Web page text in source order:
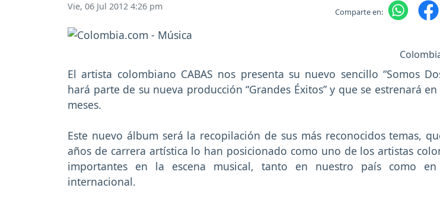
Vie, 06 Jul 2012 4:26 pm Comparte en:
El artista colombiano CABAS nos presenta su nuevo sencillo “Somos
hará parte de su nueva producción “Grandes Éxitos” y que se estrenará
meses.
Este nuevo álbum será la recopilación de sus más reconocidos temas,
años de carrera artística lo han posicionado como uno de los artistas
importantes en la escena musical, tanto en nuestro país como
internacional.